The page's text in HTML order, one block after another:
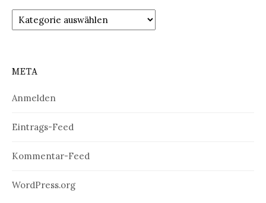
Kategorien
META
Anmelden
Eintrags-Feed
Kommentar-Feed
WordPress.org